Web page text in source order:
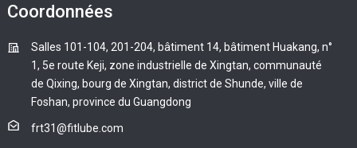
Coordonnées
Salles 101-104, 201-204, bâtiment 14, bâtiment Huakang, n°
1, 5e route Keji, zone industrielle de Xingtan, communauté
de Qixing, bourg de Xingtan, district de Shunde, ville de
Foshan, province du Guangdong
frt31@fitlube.com